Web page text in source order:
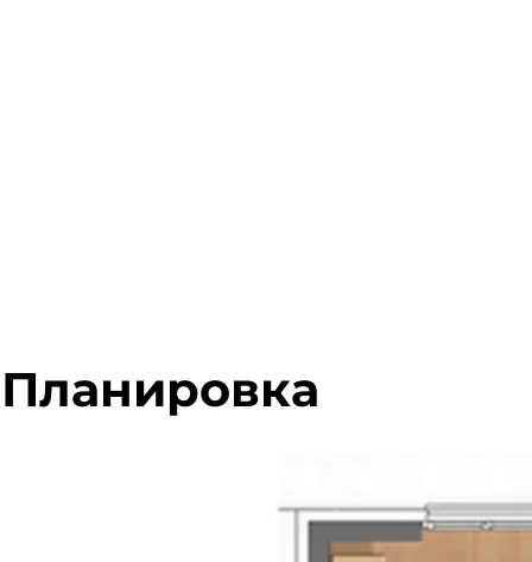
Планировка